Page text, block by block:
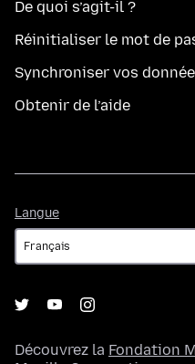
De quoi s’agit-il ?
Réinitialiser le mot de
Synchroniser vos
Obtenir de l’aide
Langue
Découvrez la Fondation